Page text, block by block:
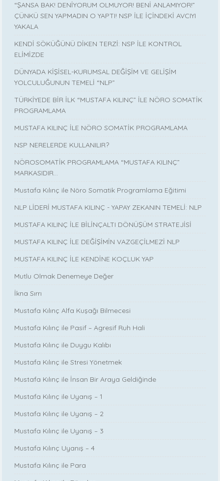
“ŞANSA BAK! DENİYORUM OLMUYOR! BENİ ANLAMIYOR!”
ÇÜNKÜ SEN YAPMADIN O YAPTI! NSP İLE İÇİNDEKİ AVCIYI
YAKALA
KENDİ SÖKÜĞÜNÜ DİKEN TERZİ: NSP İLE KONTROL
ELİMİZDE
DÜNYADA KİŞİSEL-KURUMSAL DEĞİŞİM VE GELİŞİM
YOLCULUĞUNUN TEMELİ “NLP”
TÜRKİYEDE BİR İLK “MUSTAFA KILINÇ” İLE NÖRO SOMATİK
PROGRAMLAMA
MUSTAFA KILINÇ İLE NÖRO SOMATİK PROGRAMLAMA
NSP NERELERDE KULLANILIR?
NÖROSOMATİK PROGRAMLAMA “MUSTAFA KILINÇ”
MARKASIDIR…
Mustafa Kılınç ile Nöro Somatik Programlama Eğitimi
NLP LİDERİ MUSTAFA KILINÇ - YAPAY ZEKANIN TEMELİ: NLP
MUSTAFA KILINÇ İLE BİLİNÇALTI DÖNÜŞÜM STRATEJİSİ
MUSTAFA KILINÇ İLE DEĞİŞİMİN VAZGEÇİLMEZİ NLP
MUSTAFA KILINÇ İLE KENDİNE KOÇLUK YAP
Mutlu Olmak Denemeye Değer
İkna Sırrı
Mustafa Kılınç Alfa Kuşağı Bilmecesi
Mustafa Kılınç ile Pasif – Agresif Ruh Hali
Mustafa Kılınç ile Duygu Kalıbı
Mustafa Kılınç ile Stresi Yönetmek
Mustafa Kılınç ile İnsan Bir Araya Geldiğinde
Mustafa Kılınç ile Uyanış – 1
Mustafa Kılınç ile Uyanış – 2
Mustafa Kılınç ile Uyanış – 3
Mustafa Kılınç Uyanış – 4
Mustafa Kılınç ile Para